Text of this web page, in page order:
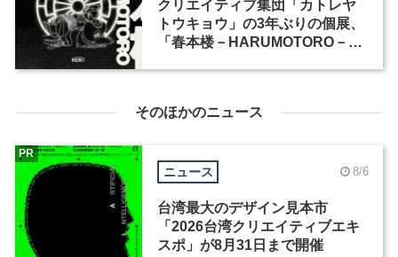
クリエイティブ集団「カトレヤ
トウキョウ」の3年ぶりの個展、
「春本楼－HARUMOTORO－」
そのほかのニュース
ニュース 8/6
台湾最大のデザイン見本市
「2026台湾クリエイティブエキ
スポ」が8月31日まで開催
PR